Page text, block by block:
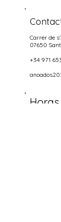
Carrer de
07650
+34 971